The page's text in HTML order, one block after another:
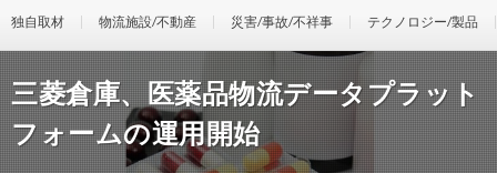
独自取材 物流施設/不動産 災害/事故/不祥事 テクノロジー/製品
三菱倉庫、医薬品物流データプラット
フォームの運用開始